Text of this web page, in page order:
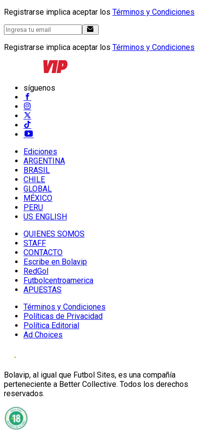
Registrarse implica aceptar los Términos y Condiciones
Registrarse implica aceptar los Términos y Condiciones
síguenos
Ediciones
ARGENTINA
BRASIL
CHILE
GLOBAL
MÉXICO
PERU
US ENGLISH
QUIENES SOMOS
STAFF
CONTACTO
Escribe en Bolavip
RedGol
Futbolcentroamerica
APUESTAS
Términos y Condiciones
Políticas de Privacidad
Política Editorial
Ad Choices
Bolavip, al igual que Futbol Sites, es una compañía
perteneciente a Better Collective. Todos los derechos
reservados.